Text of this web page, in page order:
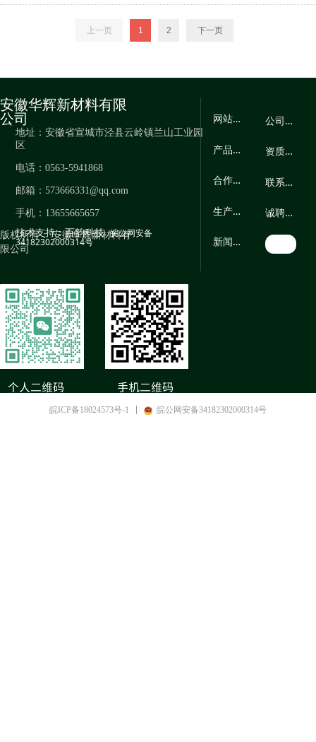
上一页 1 2 下一页
安徽华辉新材料有限
公司
地址：安徽省宣城市泾县云岭镇兰山工业园
区
电话：0563-5941868
邮箱：573666331@qq.com
手机： 13655665657
版权所有： 安徽华辉新材料有
限公司
技术支持：百韵科技 皖公网安备
34182302000314号
网
站首页
产
品中心
合
作案例
生
产工艺
新
闻资讯
公
司简介
资
质荣誉
联
系我们
诚
聘英才
皖ICP备18024573号-1 皖公网安备34182302000314号